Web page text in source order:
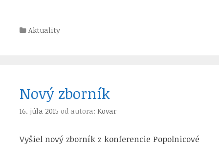
Kategórie
Aktuality
Nový zborník
16. júla 2015 od autora: Kovar
Vyšiel nový zborník z konferencie Popolnicové